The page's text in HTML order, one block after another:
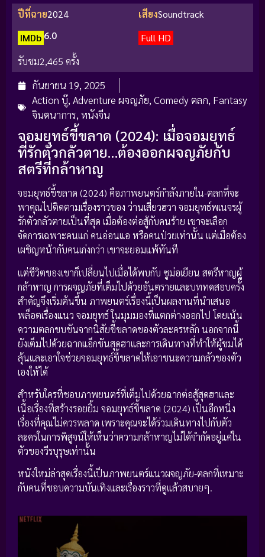
ปีที่ฉาย2024 เสียงSoundtrack
IMDb 6.0
Full HD
รับชม2,465 ครั้ง
กันยายน 19, 2025
Action บู๊, Adventure ผจญภัย, Comedy ตลก, Fantasy
จินตนาการ, หนังจีน
จอมยุทธ์ขี้ขลาด (2024): เมื่อจอมยุทธ์
ที่รักตัวกลัวตาย…ต้องออกผจญภัยกับ
สตรีที่กล้าหาญ
จอมยุทธ์ขี้ขลาด (2024) คือภาพยนตร์กำลังภายใน-ตลกที่จะ
พาคุณไปติดตามเรื่องราวของ ว่านเสี่ยวฮวา จอมยุทธ์พเนจรผู้
รักตัวกลัวตายเป็นที่สุด เมื่อต้องต่อสู้กับคนร้าย เขาจะเลือก
จัดการเฉพาะคนแก่ คนอ่อนแอ หรือคนป่วยเท่านั้น แต่เมื่อต้อง
เผชิญหน้ากับคนเก่งกว่า เขาจะยอมแพ้ทันที
แต่ชีวิตของเขาก็เปลี่ยนไปเมื่อได้พบกับ ซูม่อเยียน สตรีหาญผู้
กล้าหาญ การผจญภัยที่เต็มไปด้วยอันตรายและบททดสอบครั้ง
สำคัญจึงเริ่มต้นขึ้น ภาพยนตร์เรื่องนี้เป็นผลงานที่นำเสนอ
พล็อตเรื่องแนว จอมยุทธ์ ในมุมมองที่แตกต่างออกไป โดยเน้น
ความตลกขบขันจากนิสัยขี้ขลาดของตัวละครหลัก นอกจากนี้
ยังเต็มไปด้วยฉากแอ็กชันสุดฮาและการเดินทางที่ทำให้ผู้ชมได้
ลุ้นและเอาใจช่วยจอมยุทธ์ขี้ขลาดให้เอาชนะความกลัวของตัว
เองให้ได้
สำหรับใครที่ชอบภาพยนตร์ที่เต็มไปด้วยฉากต่อสู้สุดฮาและ
เนื้อเรื่องที่สร้างรอยยิ้ม จอมยุทธ์ขี้ขลาด (2024) เป็นอีกหนึ่ง
เรื่องที่คุณไม่ควรพลาด เพราะคุณจะได้ร่วมเดินทางไปกับตัว
ละครในการพิสูจน์ให้เห็นว่าความกล้าหาญไม่ได้จำกัดอยู่แค่ใน
ตัวของวีรบุรุษเท่านั้น
หนังใหม่ล่าสุดเรื่องนี้เป็นภาพยนตร์แนวผจญภัย-ตลกที่เหมาะ
กับคนที่ชอบความบันเทิงและเรื่องราวที่ดูแล้วสบายๆ.